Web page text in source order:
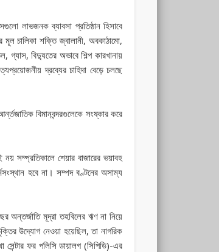
লাভজনক ব্যাবসা প্রতিষ্ঠান হিসাবে
মূল চালিকা শক্তি জ্বালানী, অবকাঠামো,
গ্যাস, বিদ্যুতের অভাবে শিল্প কারখানায়
দ্রব্যের চাহিদা বেড়ে চলছে
বিমানবন্দরগুলেকে সংষ্কার করে
সম্প্রতিকালে শেয়ার বাজারের ভয়াবহ
হবে না। সম্পদ বণ্টনের অসাম্য
অন্তর্জাতি মূদ্রা তহবিলের ঋণ না নিয়ে
উদ্যোগ নেওয়া হয়েছিল, তা নাগরিক
ফর পলিসি ডায়ালগ (সিপিডি)-এর